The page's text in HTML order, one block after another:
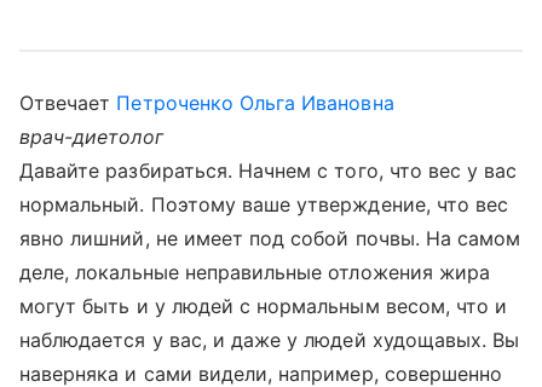
Отвечает Петроченко Ольга Ивановна
врач-диетолог
Давайте разбираться. Начнем с того, что вес у вас
нормальный. Поэтому ваше утверждение, что вес
явно лишний, не имеет под собой почвы. На самом
деле, локальные неправильные отложения жира
могут быть и у людей с нормальным весом, что и
наблюдается у вас, и даже у людей худощавых. Вы
наверняка и сами видели, например, совершенно